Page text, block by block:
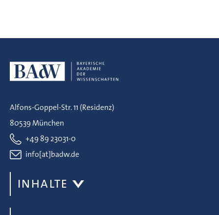
Alfons-Goppel-Str. 11 (Residenz)
80539 München
+49 89 23031-0
info[at]badw.de
INHALTE